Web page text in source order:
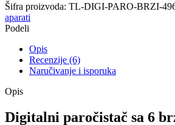
Šifra proizvoda: TL-DIGI-PARO-BRZI-
aparati
Podeli
Opis
Recenzije (6)
Naručivanje i isporuka
Opis
Digitalni paročistač sa 6